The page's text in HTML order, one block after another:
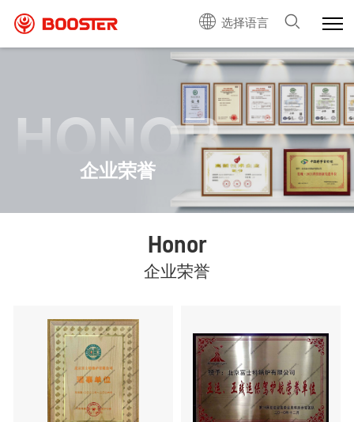
选择语言
HONOR
企业荣誉
Honor
企业荣誉